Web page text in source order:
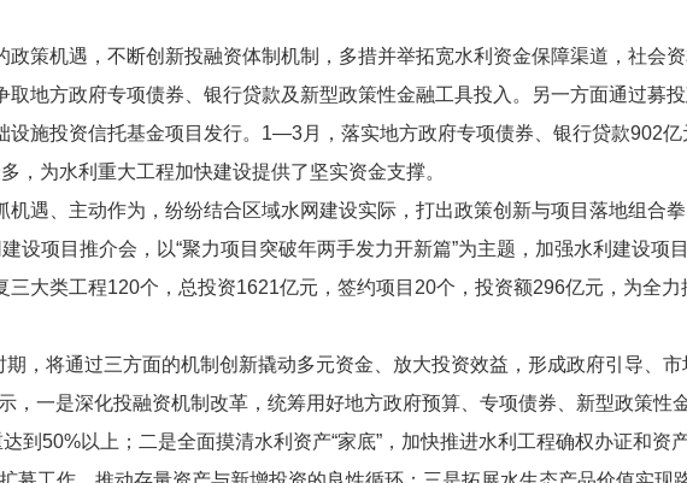
策机遇，不断创新投融资体制机制，多措并举拓宽水利资金保障渠道，社会
地方政府专项债券、银行贷款及新型政策性金融工具投入。另一方面通过募
设施投资信托基金项目发行。1—3月，落实地方政府专项债券、银行贷款902
，为水利重大工程加快建设提供了坚实资金支撑。
遇、主动作为，纷纷结合区域水网建设实际，打出政策创新与项目落地组合拳
设项目推介会，以“聚力项目突破年两手发力开新篇”为主题，加强水利建设项
大类工程120个，总投资1621亿元，签约项目20个，投资额296亿元，为全
期，将通过三方面的机制创新撬动多元资金、放大投资效益，形成政府引导、
，一是深化投融资机制改革，统筹用好地方政府预算、专项债券、新型政策性
到50%以上；二是全面摸清水利资产“家底”，加快推进水利工程确权办证和资